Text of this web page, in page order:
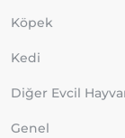
Köpek
Kedi
Diğer Evcil
Genel